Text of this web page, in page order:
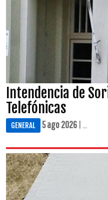
Intendencia de
Telefónicas
GENERAL 5 ago 2026 | ...